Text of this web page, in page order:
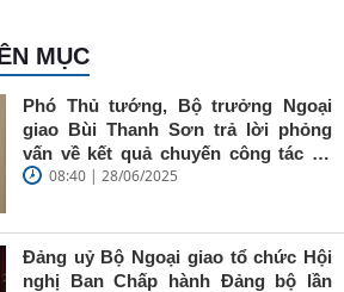
MỤC
Phó Thủ tướng, Bộ trưởng Ngoại
giao Bùi Thanh Sơn trả lời phỏng
vấn về kết quả chuyến công tác tại
Trung Quốc của Thủ tướng Chính
08:40 | 28/06/2025
Đảng uỷ Bộ Ngoại giao tổ chức Hội
nghị Ban Chấp hành Đảng bộ lần